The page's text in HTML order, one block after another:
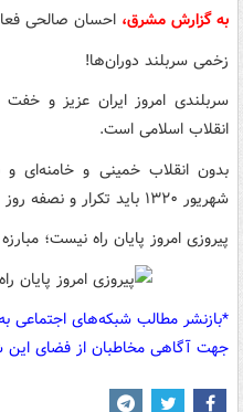
به گزارش مشرق، احسان صالحی
زخمی سربلند دوران‌ها!
سربلندی امروز ایران عزیز و
انقلاب اسلامی است.
بدون انقلاب خمینی و خامنه‌ای و
شهریور ۱۳۲۰ باید تکرار و نصفه روز تسلیم متجاوزان می‌شد.
پیروزی امروز پایان راه نیست؛
*بازنشر مطالب شبکه‌های اجتماعی
جهت آگاهی مخاطبان از فضای